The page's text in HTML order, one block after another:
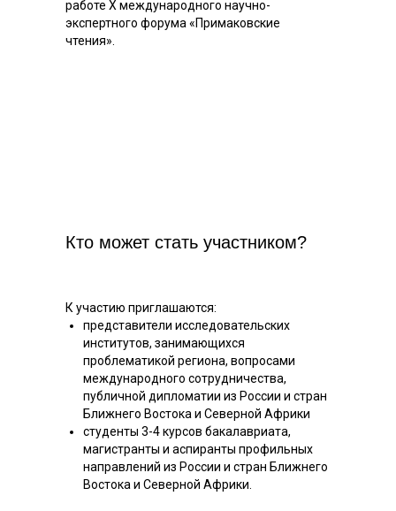
работе X международного научно-
экспертного форума «Примаковские
чтения».
Кто может стать участником?
К участию приглашаются:
представители исследовательских
институтов, занимающихся
проблематикой региона, вопросами
международного сотрудничества,
публичной дипломатии из России и стран
Ближнего Востока и Северной Африки
студенты 3-4 курсов бакалавриата,
магистранты и аспиранты профильных
направлений из России и стран Ближнего
Востока и Северной Африки.